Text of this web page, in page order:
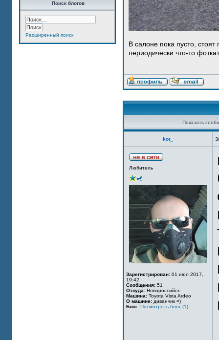
Поиск блогов
Расширенный поиск
В салоне пока пусто,
периодически что-то
Показать
kot_
Любитель
Зарегистрирован: 01 июл 2017,
19:42
Сообщения: 51
Откуда: Новороссийск
Машина: Toyota Vista Ardeo
О машине: диванчик =)
Блог: Посмотреть блог (1)